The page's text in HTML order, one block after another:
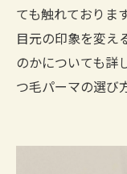
ても触れておりま
目元の印象を変え
のかについても詳
つ毛パーマの選び